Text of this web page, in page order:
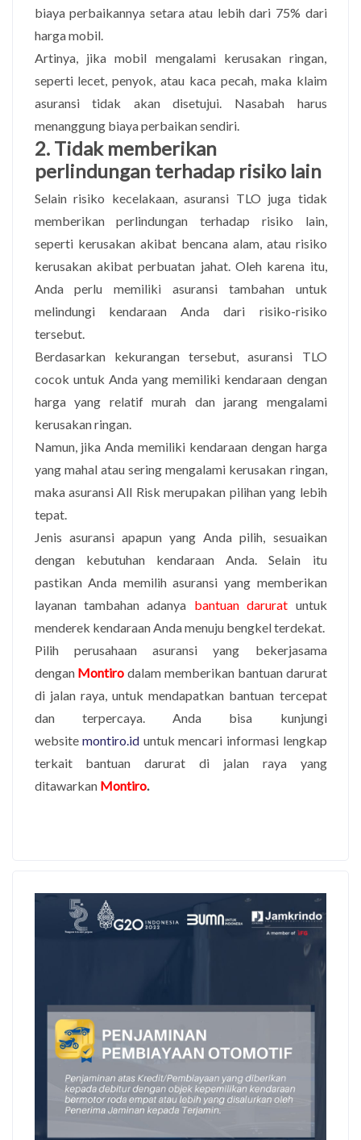
biaya perbaikannya setara atau lebih dari 75% dari
harga mobil.
Artinya, jika mobil mengalami kerusakan ringan,
seperti lecet, penyok, atau kaca pecah, maka klaim
asuransi tidak akan disetujui. Nasabah harus
menanggung biaya perbaikan sendiri.
2. Tidak memberikan
perlindungan terhadap risiko lain
Selain risiko kecelakaan, asuransi TLO juga tidak
memberikan perlindungan terhadap risiko lain,
seperti kerusakan akibat bencana alam, atau risiko
kerusakan akibat perbuatan jahat. Oleh karena itu,
Anda perlu memiliki asuransi tambahan untuk
melindungi kendaraan Anda dari risiko-risiko
tersebut.
Berdasarkan kekurangan tersebut, asuransi TLO
cocok untuk Anda yang memiliki kendaraan dengan
harga yang relatif murah dan jarang mengalami
kerusakan ringan.
Namun, jika Anda memiliki kendaraan dengan harga
yang mahal atau sering mengalami kerusakan ringan,
maka asuransi All Risk merupakan pilihan yang lebih
tepat.
Jenis asuransi apapun yang Anda pilih, sesuaikan
dengan kebutuhan kendaraan Anda. Selain itu
pastikan Anda memilih asuransi yang memberikan
layanan tambahan adanya bantuan darurat untuk
menderek kendaraan Anda menuju bengkel terdekat.
Pilih perusahaan asuransi yang bekerjasama
dengan Montiro dalam memberikan bantuan darurat
di jalan raya, untuk mendapatkan bantuan tercepat
dan terpercaya. Anda bisa kunjungi
websitemontiro.id untuk mencari informasi lengkap
terkait bantuan darurat di jalan raya yang
ditawarkan Montiro.